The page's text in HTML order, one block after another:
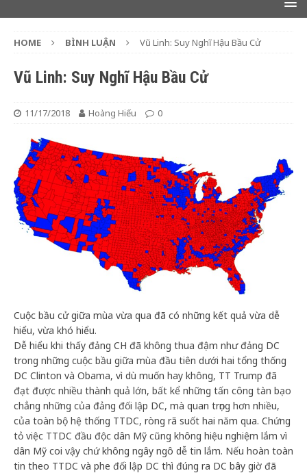
HOME BÌNH LUẬN Vũ Linh: Suy Nghĩ Hậu Bầu Cử
Vũ Linh: Suy Nghĩ Hậu Bầu Cử
11/17/2018 Hoàng Hiếu 0
Cuộc bầu cử giữa mùa vừa qua đã có những kết quả vừa dễ
hiểu, vừa khó hiểu.
Dễ hiểu khi thấy đảng CH đã không thua đậm như đảng DC
trong những cuộc bầu giữa mùa đầu tiên dưới hai tổng thống
DC Clinton và Obama, vì dù muốn hay không, TT Trump đã
đạt được nhiều thành quả lớn, bất kể những tấn công tàn bạo
chẳng những của đảng đối lập DC, mà quan trọng hơn nhiều,
của toàn bộ hệ thống TTDC, ròng rã suốt hai năm qua. Chứng
tỏ việc TTDC đầu độc dân Mỹ cũng không hiệu nghiệm lắm vì
dân Mỹ coi vậy chứ không ngây ngô dễ tin lắm. Nếu hoàn toàn
tin theo TTDC và phe đối lập DC thì đúng ra DC bây giờ đã